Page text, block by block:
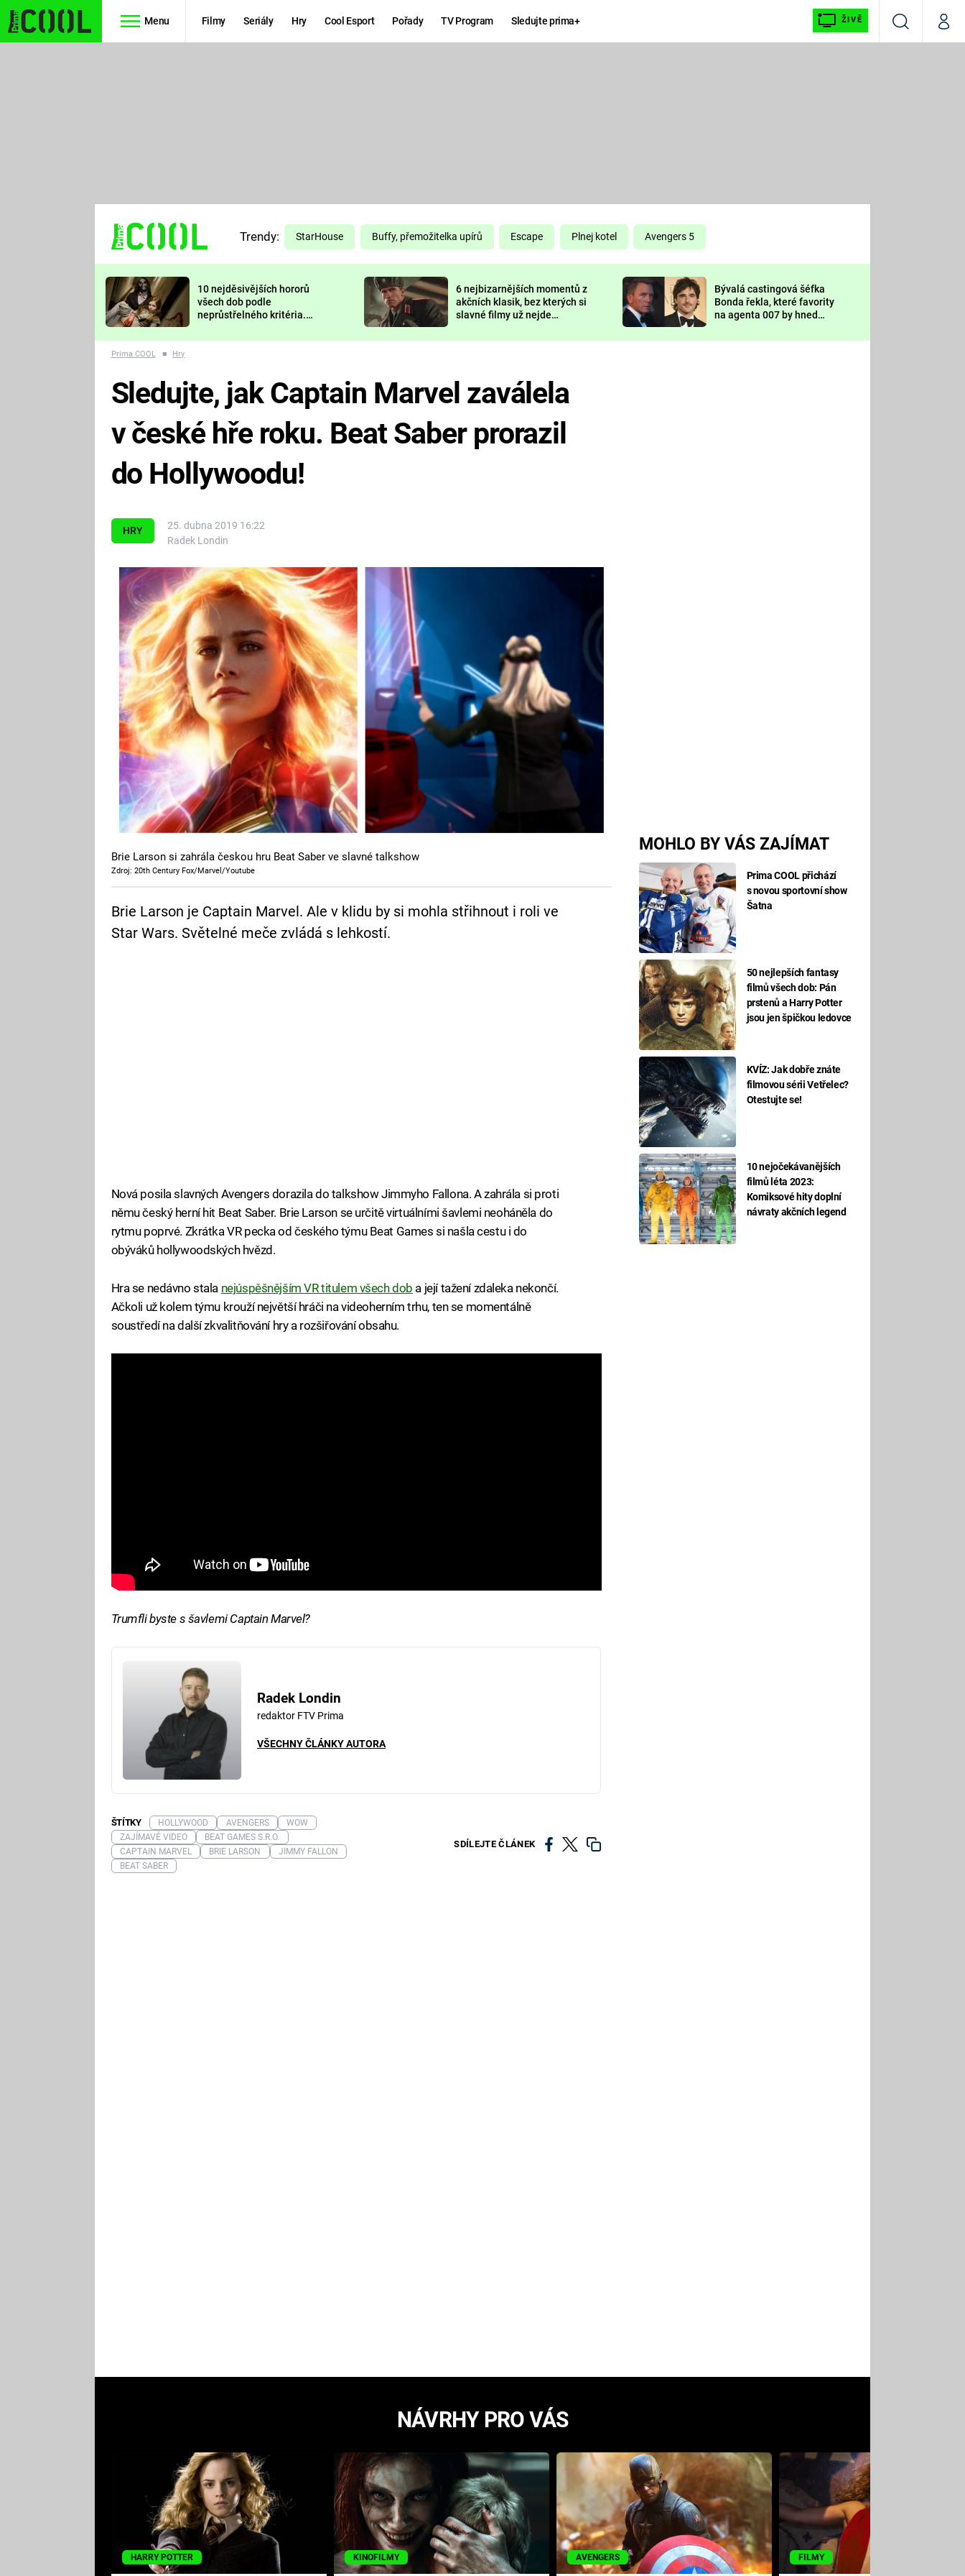
Menu Filmy Seriály Hry Cool Esport Pořady TV Program Sledujte prima+ ŽIVĚ
VyhledáváníMůj
TŘESKU
FUTURAMA
PREDÁTOR
DELIVERANCE
KOMEDIE
CHUCK
NORRIS
DEADPOOL
Prima LAJK
Sledujte nás
Trendy: StarHouse Buffy, přemožitelka upírů Escape Plnej kotel Avengers 5
10 nejděsivějších hororů
všech dob podle
neprůstřelného kritéria.
nejvíc zvednou tep?
6 nejbizarnějších momentů z
akčních klasik, bez kterých si
slavné filmy už nejde
Bývalá castingová šéfka
Bonda řekla, které favority
na agenta 007 by hned
Prima COOL ■ Hry
HRY
25. dubna 2019 16:22
Radek Londin
MOHLO BY VÁS ZAJÍMAT
Prima COOL přichází
s novou sportovní show
Šatna
50 nejlepších fantasy
filmů všech dob: Pán
prstenů a Harry Potter
jsou jen špičkou ledovce
KVÍZ: Jak dobře znáte
filmovou sérii Vetřelec?
Otestujte se!
10 nejočekávanějších
filmů léta 2023:
Komiksové hity doplní
návraty akčních legend
Sledujte, jak Captain Marvel zaválela
v české hře roku. Beat Saber prorazil
do Hollywoodu!
Brie Larson si zahrála českou hru Beat Saber ve slavné talkshow
Zdroj: 20th Century Fox/Marvel/Youtube
Brie Larson je Captain Marvel. Ale v klidu by si mohla střihnout i roli ve
Star Wars. Světelné meče zvládá s lehkostí.
Nová posila slavných Avengers dorazila do talkshow Jimmyho Fallona. A zahrála si proti
němu český herní hit Beat Saber. Brie Larson se určitě virtuálními šavlemi neoháněla do
rytmu poprvé. Zkrátka VR pecka od českého týmu Beat Games si našla cestu i do
obýváků hollywoodských hvězd.
Hra se nedávno stala nejúspěšnějším VR titulem všech dob a její tažení zdaleka nekončí.
Ačkoli už kolem týmu krouží největší hráči na videoherním trhu, ten se momentálně
soustředí na další zkvalitňování hry a rozšiřování obsahu.
Trumfli byste s šavlemi Captain Marvel?
Radek Londin
redaktor FTV Prima
VŠECHNY ČLÁNKY AUTORA
SDÍLEJTE ČLÁNEK
ŠTÍTKY HOLLYWOOD AVENGERS
WOW
ZAJÍMAVÉ VIDEO
BEAT GAMES S.R.O.
CAPTAIN MARVEL
BRIE LARSON
JIMMY FALLON
BEAT SABER
NÁVRHY PRO VÁS
HARRY POTTER KINOFILMY AVENGERS FILMY